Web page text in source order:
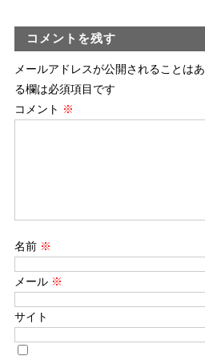
コメントを残す
メールアドレスが公開されることはあ
る欄は必須項目です
コメント ※
名前 ※
メール ※
サイト